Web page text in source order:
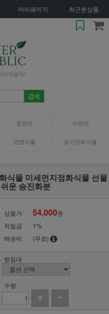
마이페이지 최근본상품
동양란 서양란
관엽식물 공기정화식물
식물 미세먼지정화식물 선물
운 승진화분
상품가 54,000원
적립금
1%
배송비
(무료)
받침대
수량